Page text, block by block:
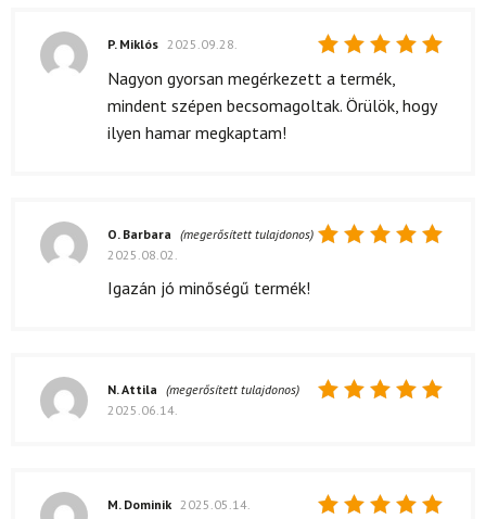
Értékelés:
P. Miklós 2025.09.28.
Nagyon gyorsan megérkezett a termék,
mindent szépen becsomagoltak. Örülök, hogy
ilyen hamar megkaptam!
O. Barbara (megerősített tulajdonos)
2025.08.02.
Igazán jó minőségű termék!
N. Attila (megerősített tulajdonos)
2025.06.14.
M. Dominik 2025.05.14.